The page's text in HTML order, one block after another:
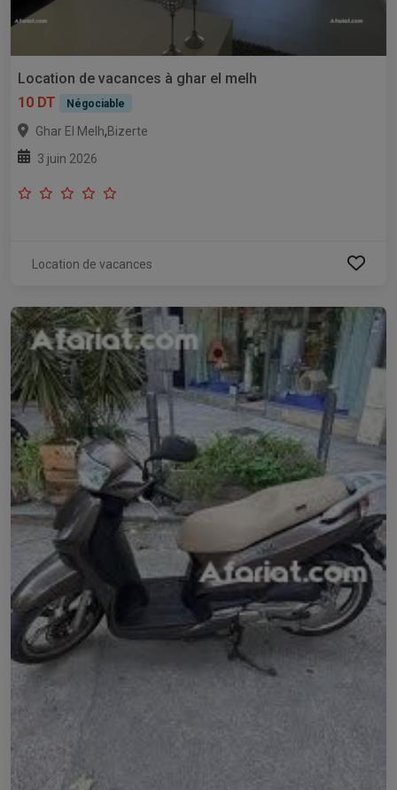
Location de vacances à ghar el melh
10 DT
Négociable
Ghar El Melh,Bizerte
3 juin 2026
Location de vacances